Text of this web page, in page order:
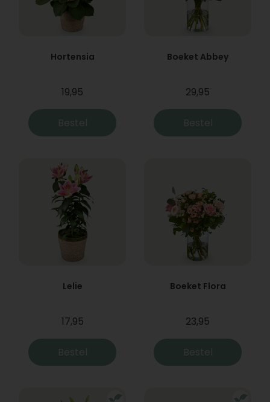
Hortensia
19,95
Bestel
Boeket Abbey
29,95
Bestel
Lelie
17,95
Bestel
Boeket Flora
23,95
Bestel